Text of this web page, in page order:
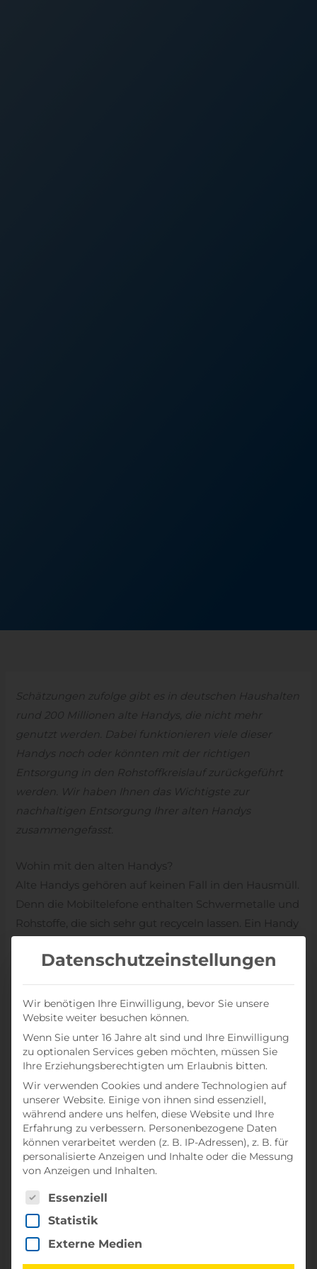
Schätzungen zufolge gibt es in deutschen Haushalten
rund 200 Millionen alte Handys, die nicht mehr
genutzt werden. Dabei funktionieren viele dieser
Handys noch oder könnten mit der richtigen
Entsorgung in den Rohstoffkreislauf zurückgeführt
werden. Wir haben Ihnen das Wichtigste zur
nachhaltigen Entsorgung Ihrer alten Handys
zusammengefasst.
Wohin mit den alten Handys?
Alte Handys gehören auf keinen Fall in den Hausmüll.
Denn die Mobiltelefone enthalten Schwermetalle und
Rohstoffe, die sich sehr gut recyceln lassen. Ein Handy
Milligramm Gold, 250 Milligramm Silber und neun
Verkauf: Altes Handy selber verkaufen
Ist das alte Handy noch benutzbar, kann es ganz
einfach verkauft werden. Zum Beispiel über
entsprechende Verkaufs-Portale oder privat an
Bekannte oder Freunde.
Spende: Althandy-Sammlungen
Funktionierende sowie kaputte Handys können auch
für einen guten Zweck gespendet werden. So gibt es
onen. Beispielsweise haben der Naturschutzbund
(NABU) und die Deutsche Umwelthilfe (DUH) eine
Handy-Sammlung eingerichtet. Gemeinsam mit
Mobilfunkanbietern organisieren sie die Weitergabe
Datenschutzeinstellungen
Wir benötigen Ihre Einwilligung, bevor Sie unsere
Website weiter besuchen können.
Wenn Sie unter 16 Jahre alt sind und Ihre Einwilligung
zu optionalen Services geben möchten, müssen Sie
Ihre Erziehungsberechtigten um Erlaubnis bitten.
Wir verwenden Cookies und andere Technologien auf
unserer Website. Einige von ihnen sind essenziell,
während andere uns helfen, diese Website und Ihre
Erfahrung zu verbessern. Personenbezogene Daten
können verarbeitet werden (z. B. IP-Adressen), z. B. für
personalisierte Anzeigen und Inhalte oder die Messung
von Anzeigen und Inhalten.
Es folgt eine Liste der Service-Gruppen, für die eine
Essenziell
Statistik
Externe Medien